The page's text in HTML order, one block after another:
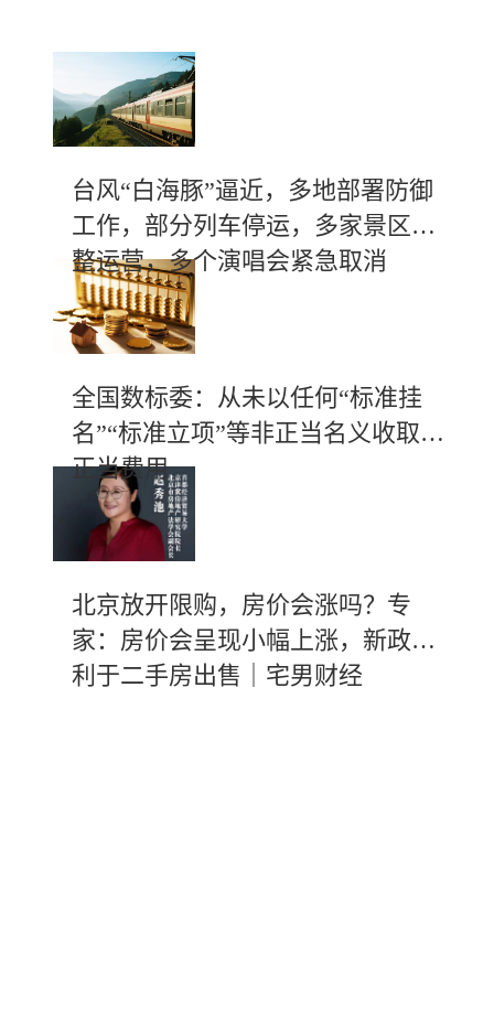
台风“白海豚”逼近，多地部署防御
工作，部分列车停运，多家景区调
整运营，多个演唱会紧急取消
全国数标委：从未以任何“标准挂
名”“标准立项”等非正当名义收取不
正当费用
北京放开限购，房价会涨吗？专
家：房价会呈现小幅上涨，新政有
利于二手房出售｜宅男财经